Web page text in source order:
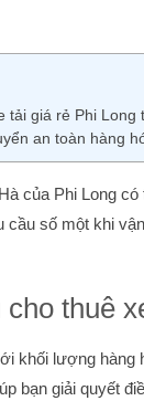
giá rẻ Phi Long
an toàn hàng
của Phi Long
cầu số một khi
thuê
khối lượng
bạn giải quyết